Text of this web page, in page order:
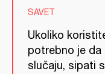
SAVET
Ukoliko
potrebno je da
slučaju, sipati